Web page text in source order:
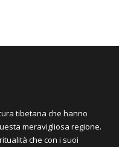
tibetana che hanno
meravigliosa regione.
che con i suoi